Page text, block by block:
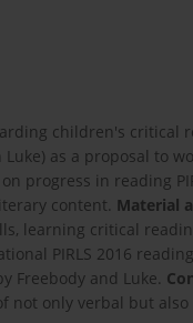
children's critical
as a proposal to
progress in reading
content. Material
learning critical
PIRLS 2016
Freebody and Luke.
only verbal but